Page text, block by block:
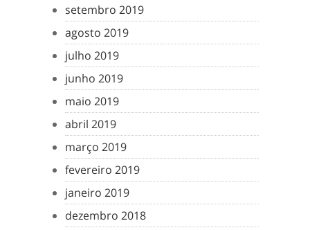
setembro 2019
agosto 2019
julho 2019
junho 2019
maio 2019
abril 2019
março 2019
fevereiro 2019
janeiro 2019
dezembro 2018